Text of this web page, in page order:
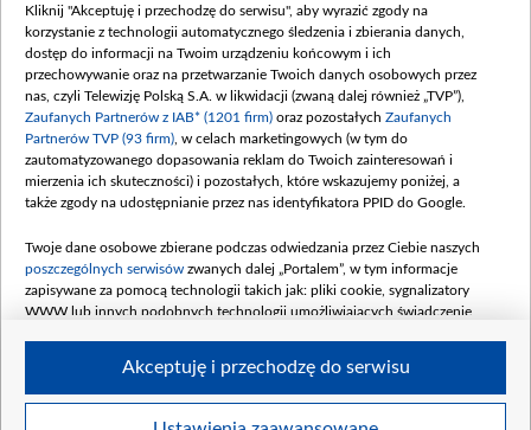
Procedura zgłoszeń wewnętrznych
Kliknij "Akceptuję i przechodzę do serwisu", aby wyrazić zgody na
korzystanie z technologii automatycznego śledzenia i zbierania danych,
dostęp do informacji na Twoim urządzeniu końcowym i ich
przechowywanie oraz na przetwarzanie Twoich danych osobowych przez
nas, czyli Telewizję Polską S.A. w likwidacji (zwaną dalej również „TVP”),
Zaufanych Partnerów z IAB* (1201 firm) oraz pozostałych Zaufanych
Partnerów TVP (93 firm) , w celach marketingowych (w tym do
zautomatyzowanego dopasowania reklam do Twoich zainteresowań i
mierzenia ich skuteczności) i pozostałych, które wskazujemy poniżej, a
także zgody na udostępnianie przez nas identyfikatora PPID do Google.
Twoje dane osobowe zbierane podczas odwiedzania przez Ciebie naszych
poszczególnych serwisów zwanych dalej „Portalem”, w tym informacje
zapisywane za pomocą technologii takich jak: pliki cookie, sygnalizatory
WWW lub innych podobnych technologii umożliwiających świadczenie
Twoje dane osobowe zbierane podczas odwiedzania przez Ciebie
Akceptuję i przechodzę do serwisu